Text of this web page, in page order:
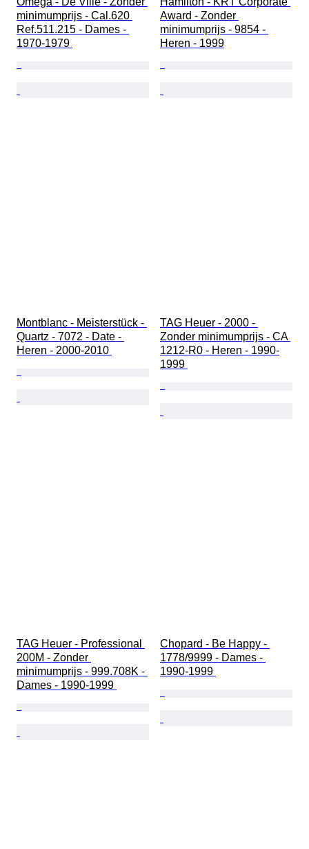
minimumprijs - Cal.620
Ref.511.215 - Dames -
1970-1979
Award - Zonder
minimumprijs - 9854 -
Heren - 1999
Montblanc - Meisterstück -
Quartz - 7072 - Date -
Heren - 2000-2010
TAG Heuer - 2000 -
Zonder minimumprijs - CA
1212-R0 - Heren - 1990-
1999
TAG Heuer - Professional
200M - Zonder
minimumprijs - 999.708K -
Dames - 1990-1999
Chopard - Be Happy -
1778/9999 - Dames -
1990-1999